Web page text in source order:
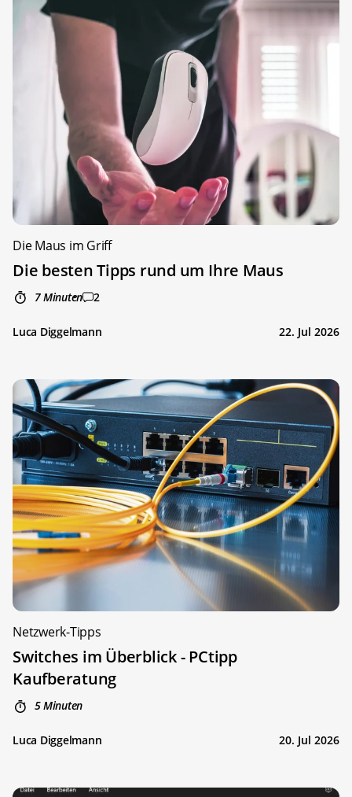
Die Maus im Griff
Die besten Tipps rund um Ihre Maus
7 Minuten 2
Luca Diggelmann 22. Jul 2026
Netzwerk-Tipps
Switches im Überblick - PCtipp
Kaufberatung
5 Minuten
Luca Diggelmann 20. Jul 2026